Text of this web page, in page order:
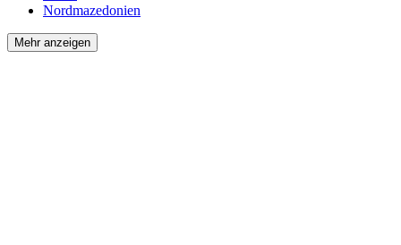
Nordmazedonien
Mehr anzeigen